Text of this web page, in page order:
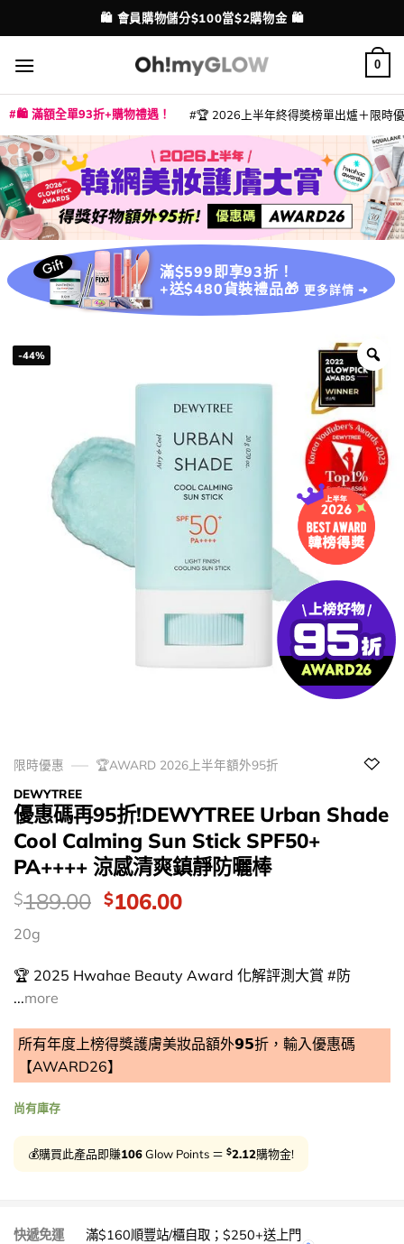
to
content
配送港澳
💳 支援消費券、FPS、八達通、PAYME、信用卡付款
0
🛍️ 滿額全單93折+購物禮遇！ 🏆 2026上半年終得奬榜單出爐＋限時
滿$599即享93折！
+送$480貨裝禮品🎁 更多詳情 ➜
-44%
限時優惠
🏆AWARD 2026上半年額外95折
DEWYTREE
優惠碼再95折!DEWYTREE Urban Shade
Cool Calming Sun Stick SPF50+
PA++++ 涼感清爽鎮靜防曬棒
價
錢：
$189.00 Original
$189.00.
$106.00Current
$106.00.
20g
🏆 2025 Hwahae Beauty Award 化解評測大賞 #防
...more
所有年度上榜得獎護膚美妝品額外𝟵𝟱折，輸入優惠碼
【AWARD26】
尚有庫存
💰購買此產品即賺106Glow Points ＝ $2.12購物金!
快遞免運
滿$160順豐站/櫃自取；$250+送上門